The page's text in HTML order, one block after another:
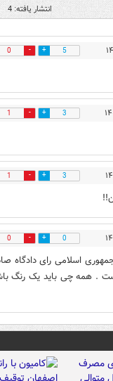
انتشار یافته: 4
5
0
3
1
3
1
0
0
اسلامی رای دادگاه
. همه چی باید یک رنگ